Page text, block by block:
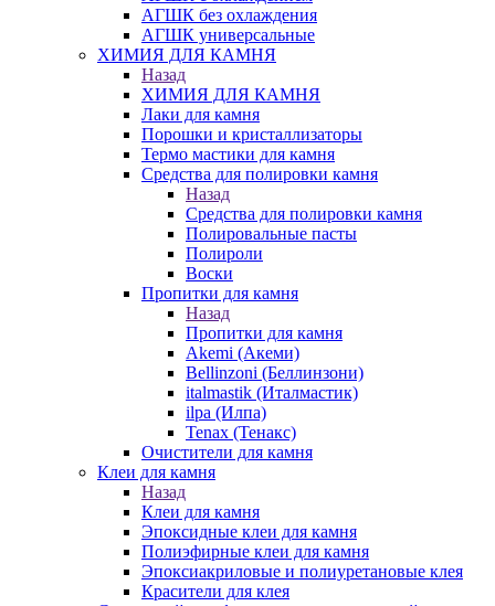
АГШК без охлаждения
АГШК универсальные
ХИМИЯ ДЛЯ КАМНЯ
Назад
ХИМИЯ ДЛЯ КАМНЯ
Лаки для камня
Порошки и кристаллизаторы
Термо мастики для камня
Средства для полировки камня
Назад
Средства для полировки камня
Полировальные пасты
Полироли
Воски
Пропитки для камня
Назад
Пропитки для камня
Akemi (Акеми)
Bellinzoni (Беллинзони)
italmastik (Италмастик)
ilpa (Илпа)
Tenax (Тенакс)
Очистители для камня
Клеи для камня
Назад
Клеи для камня
Эпоксидные клеи для камня
Полиэфирные клеи для камня
Эпоксиакриловые и полиуретановые клея
Красители для клея